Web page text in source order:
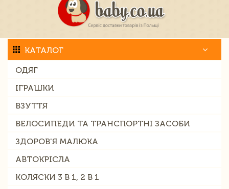
КАТАЛОГ
ОДЯГ
ІГРАШКИ
ВЗУТТЯ
ВЕЛОСИПЕДИ ТА ТРАНСПОРТНІ ЗАСОБИ
ЗДОРОВ'Я МАЛЮКА
АВТОКРІСЛА
КОЛЯСКИ 3 В 1, 2 В 1